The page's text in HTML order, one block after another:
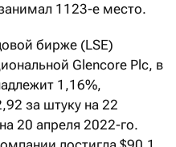
1123-е место.
бирже (LSE)
Glencore Plc, в
1,16%,
за штуку на 22
20 апреля 2022-го.